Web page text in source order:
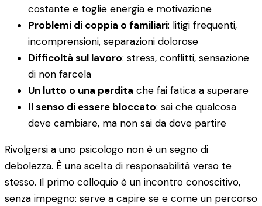
costante e toglie energia e motivazione
Problemi di coppia o familiari: litigi frequenti,
incomprensioni, separazioni dolorose
Difficoltà sul lavoro: stress, conflitti, sensazione
di non farcela
Un lutto o una perdita che fai fatica a superare
Il senso di essere bloccato: sai che qualcosa
deve cambiare, ma non sai da dove partire
Rivolgersi a uno psicologo non è un segno di
debolezza. È una scelta di responsabilità verso te
stesso. Il primo colloquio è un incontro conoscitivo,
senza impegno: serve a capire se e come un percorso